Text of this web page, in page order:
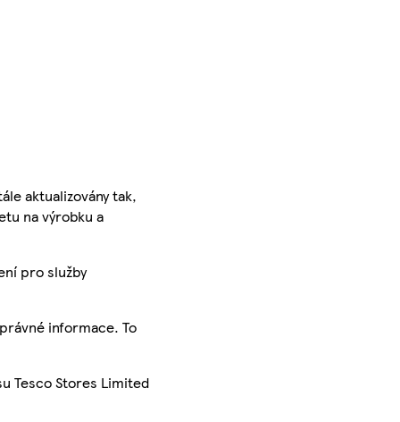
aktualizovány tak,
na výrobku a
pro služby
informace. To
Tesco Stores Limited